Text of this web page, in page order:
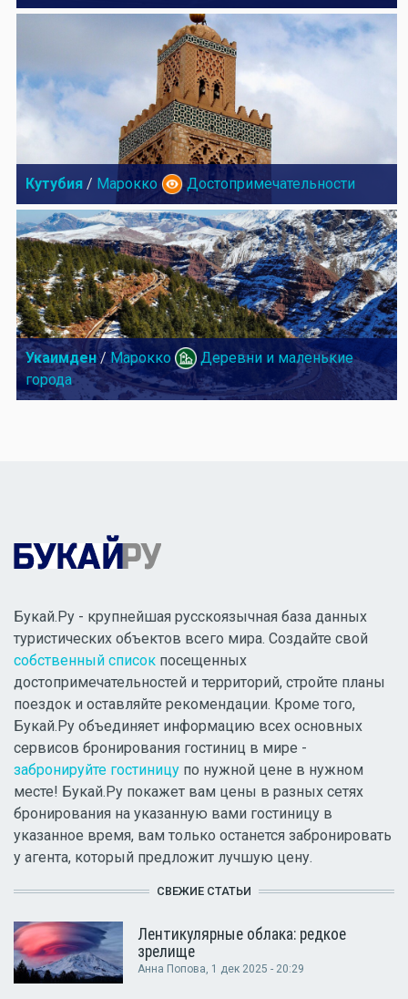
Кутубия / Марокко Достопримечательности
Укаимден/ Марокко
Деревни и маленькие
города
Букай.Ру - крупнейшая русскоязычная база данных
туристических объектов всего мира. Создайте свой
собственный список посещенных
достопримечательностей и территорий, стройте планы
поездок и оставляйте рекомендации. Кроме того,
Букай.Ру объединяет информацию всех основных
сервисов бронирования гостиниц в мире -
забронируйте гостиницу по нужной цене в нужном
месте! Букай.Ру покажет вам цены в разных сетях
бронирования на указанную вами гостиницу в
указанное время, вам только останется забронировать
у агента, который предложит лучшую цену.
СВЕЖИЕ СТАТЬИ
Лентикулярные облака: редкое
зрелище
Анна Попова, 1 дек 2025 - 20:29